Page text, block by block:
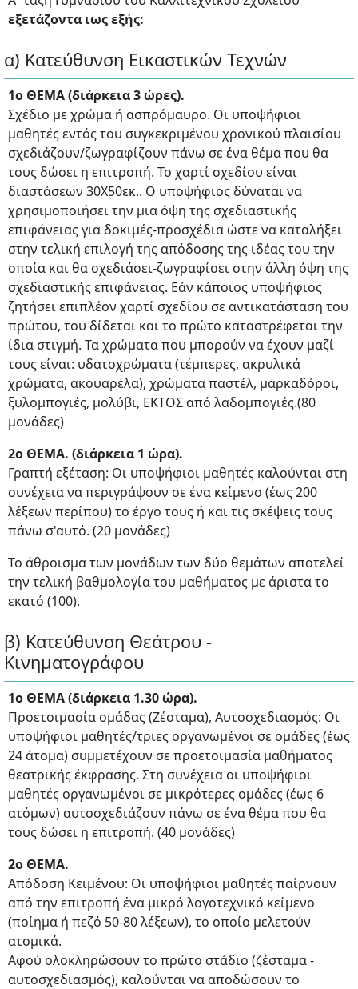
εξετάζοντα ιως εξής:
α) Κατεύθυνση Εικαστικών Τεχνών
1ο ΘΕΜΑ (διάρκεια 3 ώρες).
Σχέδιο με χρώμα ή ασπρόμαυρο. Οι υποψήφιοι
μαθητές εντός του συγκεκριμένου χρονικού πλαισίου
σχεδιάζουν/ζωγραφίζουν πάνω σε ένα θέμα που θα
τους δώσει η επιτροπή. Το χαρτί σχεδίου είναι
διαστάσεων 30X50εκ.. Ο υποψήφιος δύναται να
χρησιμοποιήσει την μια όψη της σχεδιαστικής
επιφάνειας για δοκιμές-προσχέδια ώστε να καταλήξει
στην τελική επιλογή της απόδοσης της ιδέας του την
οποία και θα σχεδιάσει-ζωγραφίσει στην άλλη όψη της
σχεδιαστικής επιφάνειας. Εάν κάποιος υποψήφιος
ζητήσει επιπλέον χαρτί σχεδίου σε αντικατάσταση του
πρώτου, του δίδεται και το πρώτο καταστρέφεται την
ίδια στιγμή. Τα χρώματα που μπορούν να έχουν μαζί
τους είναι: υδατοχρώματα (τέμπερες, ακρυλικά
χρώματα, ακουαρέλα), χρώματα παστέλ, μαρκαδόροι,
ξυλομπογιές, μολύβι, ΕΚΤΟΣ από λαδομπογιές.(80
μονάδες)
2ο ΘΕΜΑ. (διάρκεια 1 ώρα).
Γραπτή εξέταση: Οι υποψήφιοι μαθητές καλούνται στη
συνέχεια να περιγράψουν σε ένα κείμενο (έως 200
λέξεων περίπου) το έργο τους ή και τις σκέψεις τους
πάνω σ'αυτό. (20 μονάδες)
Το άθροισμα των μονάδων των δύο θεμάτων αποτελεί
την τελική βαθμολογία του μαθήματος με άριστα το
εκατό (100).
β) Κατεύθυνση Θεάτρου -
Κινηματογράφου
1ο ΘΕΜΑ (διάρκεια 1.30 ώρα).
Προετοιμασία ομάδας (Ζέσταμα), Αυτοσχεδιασμός: Οι
υποψήφιοι μαθητές/τριες οργανωμένοι σε ομάδες (έως
24 άτομα) συμμετέχουν σε προετοιμασία μαθήματος
θεατρικής έκφρασης. Στη συνέχεια οι υποψήφιοι
μαθητές οργανωμένοι σε μικρότερες ομάδες (έως 6
ατόμων) αυτοσχεδιάζουν πάνω σε ένα θέμα που θα
τους δώσει η επιτροπή. (40 μονάδες)
2ο ΘΕΜΑ.
Απόδοση Κειμένου: Οι υποψήφιοι μαθητές παίρνουν
από την επιτροπή ένα μικρό λογοτεχνικό κείμενο
(ποίημα ή πεζό 50-80 λέξεων), το οποίο μελετούν
ατομικά.
Αφού ολοκληρώσουν το πρώτο στάδιο (ζέσταμα -
αυτοσχεδιασμός), καλούνται να αποδώσουν το